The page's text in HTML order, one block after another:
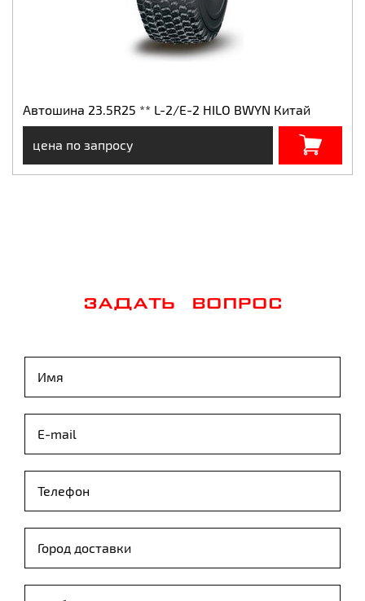
Автошина 23.5R25 ** L-2/E-2 HILO BWYN Китай
цена по запросу
ЗАДАТЬ ВОПРОС